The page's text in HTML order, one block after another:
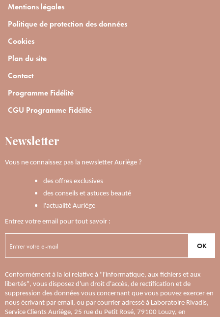
Mentions légales
Politique de protection des données
Cookies
Plan du site
Contact
Programme Fidélité
CGU Programme Fidélité
Newsletter
Vous ne connaissez pas la newsletter Auriège ?
des offres exclusives
des conseils et astuces beauté
l'actualité Auriège
Entrez votre email pour tout savoir :
OK
Conformément à la loi relative à "l'informatique, aux fichiers et aux
libertés", vous disposez d'un droit d'accès, de rectification et de
suppression des données vous concernant que vous pouvez exercer en
nous écrivant par email, ou par courrier adressé à Laboratoire Rivadis,
Service Clients Auriège, 25 rue du Petit Rosé, 79100 Louzy, en